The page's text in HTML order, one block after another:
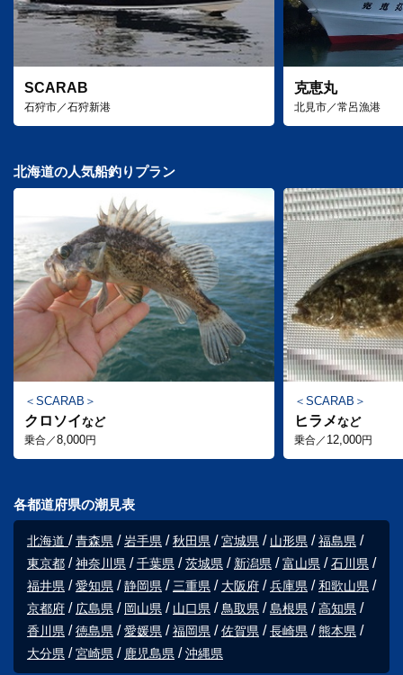
SCARAB
石狩市／石狩新港
克恵丸
北見市／常呂漁港
北海道の人気船釣りプラン
SCARAB
クロソイなど
乗合／8,000円
SCARAB
ヒラメなど
乗合／ 12,000円
各都道府県の潮見表
北海道 青森県 岩手県 秋田県 宮城県 山形県
福島県
東京都
神奈川県 千葉県 茨城県 新潟県 富山県
石川県
福井県
愛知県 静岡県 三重県 大阪府 兵庫県
和歌山県
京都府
広島県 岡山県 山口県 鳥取県 島根県
高知県
香川県
徳島県 愛媛県 福岡県 佐賀県 長崎県
熊本県
大分県
宮崎県 鹿児島県 沖縄県